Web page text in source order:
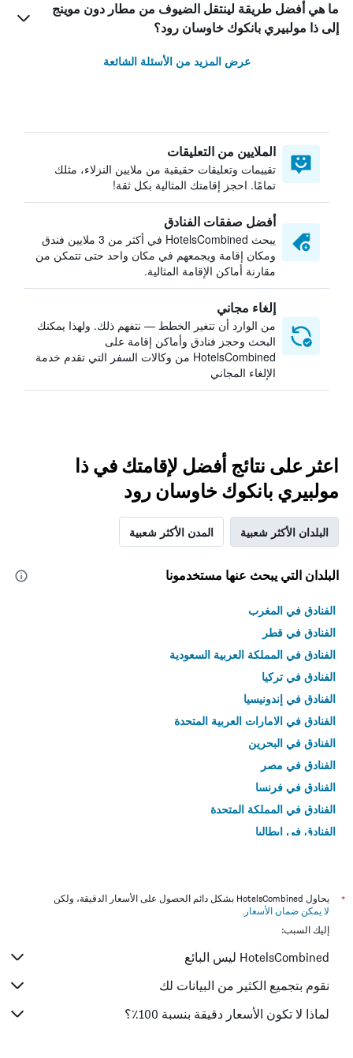
ما هي أفضل طريقة لينتقل الضيوف من مطار دون موينج
إلى ذا مولبيري بانكوك خاوسان رود؟
عرض المزيد من الأسئلة الشائعة
الملايين من التعليقات
تقييمات وتعليقات حقيقية من ملايين النزلاء، مثلك
تمامًا. احجز إقامتك المثالية بكل ثقة!
أفضل صفقات الفنادق
يبحث HotelsCombined في أكثر من 3 ملايين فندق
ومكان إقامة ويجمعهم في مكان واحد حتى تتمكن من
مقارنة أماكن الإقامة المثالية.
إلغاء مجاني
من الوارد أن تتغير الخطط — نتفهم ذلك. ولهذا يمكنك
البحث وحجز فنادق وأماكن إقامة على
HotelsCombined من وكالات السفر التي تقدم خدمة
الإلغاء المجاني
اعثر على نتائج أفضل لإقامتك في ذا
مولبيري بانكوك خاوسان رود
البلدان الأكثر شعبية المدن الأكثر شعبية
البلدان التي يبحث عنها مستخدمونا
الفنادق في المغرب
الفنادق في قطر
الفنادق في المملكة العربية السعودية
الفنادق في تركيا
الفنادق في إندونيسيا
الفنادق في الامارات العربية المتحدة
الفنادق في البحرين
الفنادق في مصر
الفنادق في فرنسا
الفنادق في المملكة المتحدة
الفنادق في إيطاليا
*
يحاول HotelsCombined بشكل دائم الحصول على الأسعار الدقيقة، ولكن
لا يمكن ضمان الأسعار .
إليك السبب:
HotelsCombined ليس البائع
نقوم بتجميع الكثير من البيانات لك
لماذا لا تكون الأسعار دقيقة بنسبة 100٪؟